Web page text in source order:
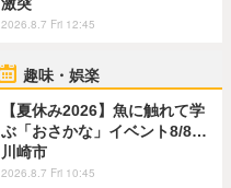
2026.8.7 Fri 12:45
趣味・娯楽
【夏休み2026】魚に触れて学
ぶ「おさかな」イベント8/8…
川崎市
2026.8.7 Fri 10:45